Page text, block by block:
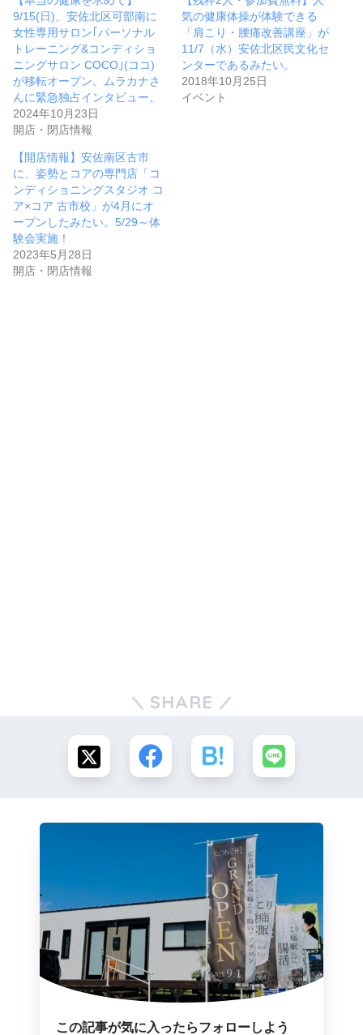
9/15(日)、安佐北区可部南に
女性専用サロン｢パーソナル
トレーニング&コンディショ
ニングサロン COCO｣(ココ)
が移転オープン。ムラカナさ
んに緊急独占インタビュー。
2024年10月23日
開店・閉店情報
気の健康体操が体験できる
「肩こり・腰痛改善講座」が
11/7（水）安佐北区民文化セ
ンターであるみたい。
2018年10月25日
イベント
【開店情報】安佐南区古市
に、姿勢とコアの専門店「コ
ンディショニングスタジオ コ
ア×コア 古市校」が4月にオ
ープンしたみたい。5/29～体
験会実施！
2023年5月28日
開店・閉店情報
SHARE
この記事が気に入ったらフォローしよう